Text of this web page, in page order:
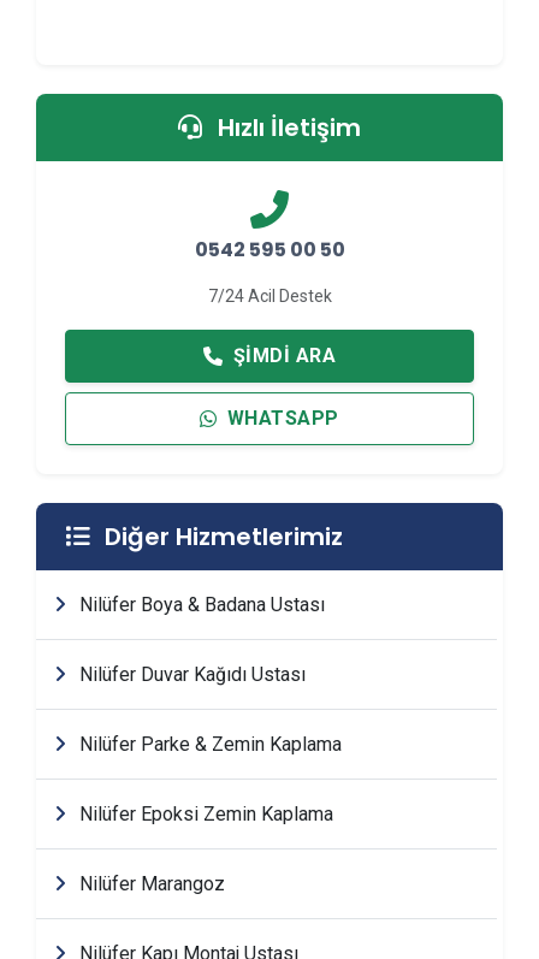
Hızlı İletişim
0542 595 00 50
7/24 Acil Destek
ŞIMDI ARA
WHATSAPP
Diğer Hizmetlerimiz
Nilüfer Boya & Badana Ustası
Nilüfer Duvar Kağıdı Ustası
Nilüfer Parke & Zemin Kaplama
Nilüfer Epoksi Zemin Kaplama
Nilüfer Marangoz
Nilüfer Kapı Montaj Ustası